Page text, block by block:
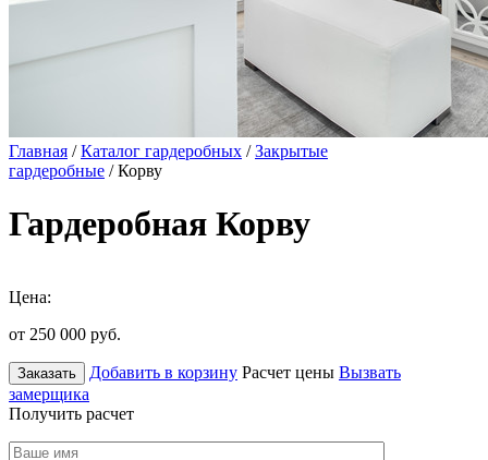
Главная /Каталог гардеробных /Закрытые
гардеробные / Корву
Гардеробная Корву
Цена:
от 250 000 руб.
Заказать Добавить в корзину Расчет цены Вызвать
замерщика
Получить расчет